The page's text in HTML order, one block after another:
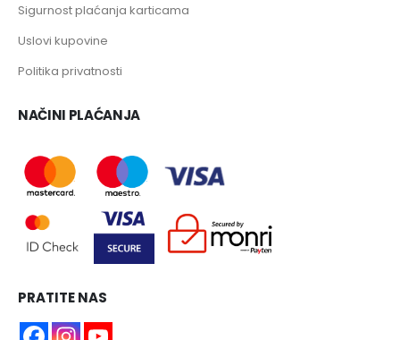
Sigurnost plaćanja karticama
Uslovi kupovine
Politika privatnosti
NAČINI PLAĆANJA
PRATITE NAS